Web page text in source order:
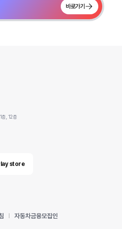
바로가기
층, 12층
store
자동차금융모집인